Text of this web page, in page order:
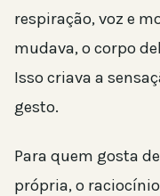
respiração, voz e
mudava, o corpo
Isso criava a
gesto.
Para quem gosta
própria, o